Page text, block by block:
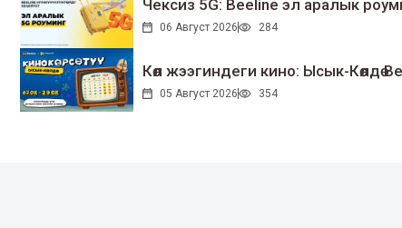
Чексиз 5G: Beeline эл аралык
06 Август 2026 284
Көл жээгиндеги кино: Ысык-Көлдө
05 Август 2026 354